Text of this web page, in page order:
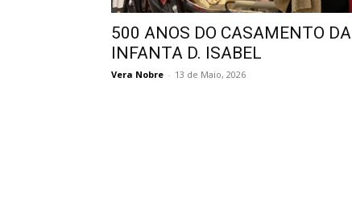
500 ANOS DO CASAMENTO DA
INFANTA D. ISABEL
Vera Nobre - 13 de Maio, 2026